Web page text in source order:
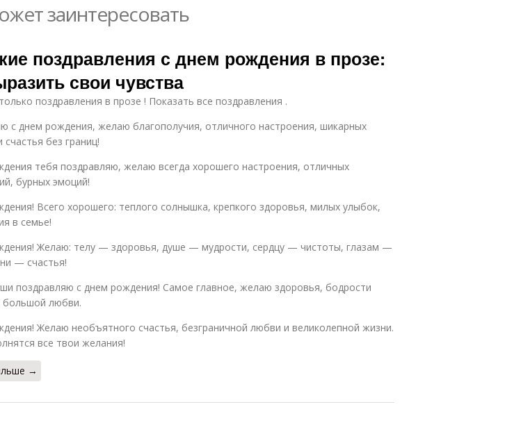
заинтересовать
поздравления с днем рождения в прозе:
свои чувства
поздравления в прозе ! Показать все поздравления .
с днем рождения, желаю благополучия, отличного настроения, шикарных
счастья без границ!
тебя поздравляю, желаю всегда хорошего настроения, отличных
бурных эмоций!
Всего хорошего: теплого солнышка, крепкого здоровья, милых улыбок,
в семье!
Желаю: телу — здоровья, душе — мудрости, сердцу — чистоты, глазам —
— счастья!
поздравляю с днем рождения! Самое главное, желаю здоровья, бодрости
большой любви.
Желаю необъятного счастья, безграничной любви и великолепной жизни.
все твои желания!
→